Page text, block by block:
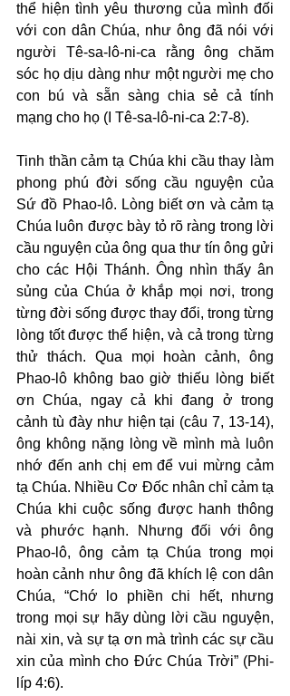
thể hiện tình yêu thương của mình đối
với con dân Chúa, như ông đã nói với
người Tê-sa-lô-ni-ca rằng ông chăm
sóc họ dịu dàng như một người mẹ cho
con bú và sẵn sàng chia sẻ cả tính
mạng cho họ (I Tê-sa-lô-ni-ca 2:7-8).
Tinh thần cảm tạ Chúa khi cầu thay làm
phong phú đời sống cầu nguyện của
Sứ đồ Phao-lô. Lòng biết ơn và cảm tạ
Chúa luôn được bày tỏ rõ ràng trong lời
cầu nguyện của ông qua thư tín ông gửi
cho các Hội Thánh. Ông nhìn thấy ân
sủng của Chúa ở khắp mọi nơi, trong
từng đời sống được thay đổi, trong từng
lòng tốt được thể hiện, và cả trong từng
thử thách. Qua mọi hoàn cảnh, ông
Phao-lô không bao giờ thiếu lòng biết
ơn Chúa, ngay cả khi đang ở trong
cảnh tù đày như hiện tại (câu 7, 13-14),
ông không nặng lòng về mình mà luôn
nhớ đến anh chị em để vui mừng cảm
tạ Chúa. Nhiều Cơ Đốc nhân chỉ cảm tạ
Chúa khi cuộc sống được hanh thông
và phước hạnh. Nhưng đối với ông
Phao-lô, ông cảm tạ Chúa trong mọi
hoàn cảnh như ông đã khích lệ con dân
Chúa, “Chớ lo phiền chi hết, nhưng
trong mọi sự hãy dùng lời cầu nguyện,
nài xin, và sự tạ ơn mà trình các sự cầu
xin của mình cho Đức Chúa Trời” (Phi-
líp 4:6).